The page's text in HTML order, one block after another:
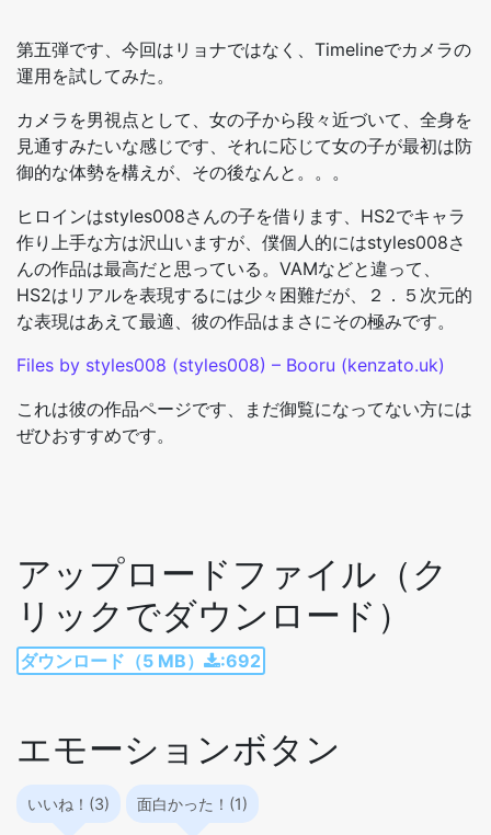
第五弾です、今回はリョナではなく、Timelineでカメラの
運用を試してみた。
カメラを男視点として、女の子から段々近づいて、全身を
見通すみたいな感じです、それに応じて女の子が最初は防
御的な体勢を構えが、その後なんと。。。
ヒロインはstyles008さんの子を借ります、HS2でキャラ
作り上手な方は沢山いますが、僕個人的にはstyles008さ
んの作品は最高だと思っている。VAMなどと違って、
HS2はリアルを表現するには少々困難だが、２．５次元的
な表現はあえて最適、彼の作品はまさにその極みです。
Files by styles008 (styles008) – Booru (kenzato.uk)
これは彼の作品ページです、まだ御覧になってない方には
ぜひおすすめです。
アップロードファイル（ク
リックでダウンロード）
ダウンロード（5 MB） :692
エモーションボタン
いいね！(3) 面白かった！(1)